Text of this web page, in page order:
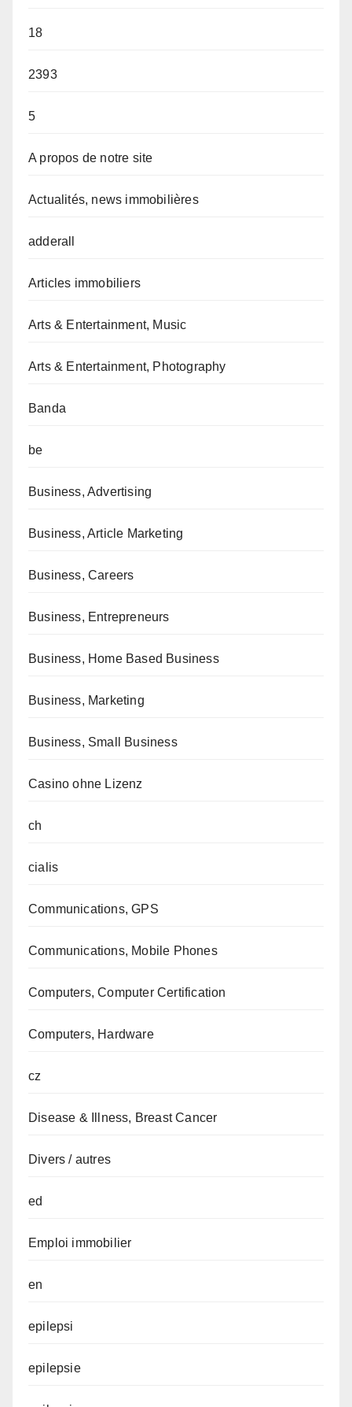
18
2393
5
A propos de notre site
Actualités, news immobilières
adderall
Articles immobiliers
Arts & Entertainment, Music
Arts & Entertainment, Photography
Banda
be
Business, Advertising
Business, Article Marketing
Business, Careers
Business, Entrepreneurs
Business, Home Based Business
Business, Marketing
Business, Small Business
Casino ohne Lizenz
ch
cialis
Communications, GPS
Communications, Mobile Phones
Computers, Computer Certification
Computers, Hardware
cz
Disease & Illness, Breast Cancer
Divers / autres
ed
Emploi immobilier
en
epilepsi
epilepsie